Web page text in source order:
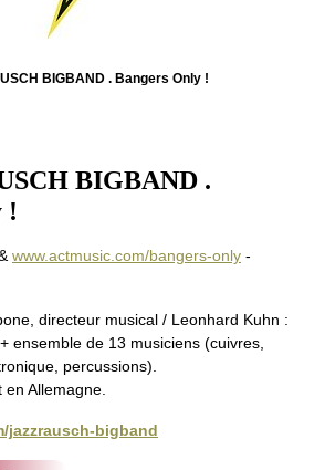
BIGBAND . Bangers Only !
BIGBAND .
!
www.actmusic.com/bangers-only -
directeur musical / Leonhard Kuhn :
ensemble de 13 musiciens (cuivres,
percussions).
Allemagne.
jazzrausch-bigband